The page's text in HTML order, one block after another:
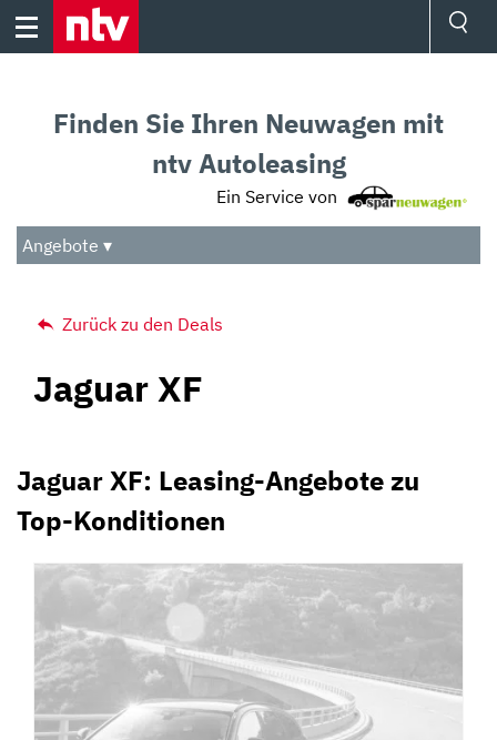
Skip
Audio
Das Beste
Finden Sie Ihren Neuwagen mit
ntv Autoleasing
Ein Service von
Angebote ▾
Zurück zu den Deals
Jaguar XF
Jaguar XF: Leasing-Angebote zu
Top-Konditionen